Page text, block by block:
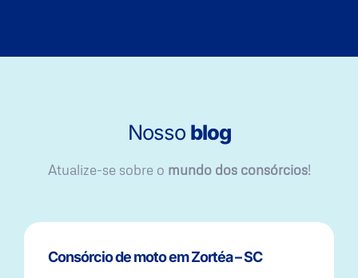
Nosso blog
Atualize-se sobre o mundo dos consórcios!
Consórcio de moto em Zortéa – SC